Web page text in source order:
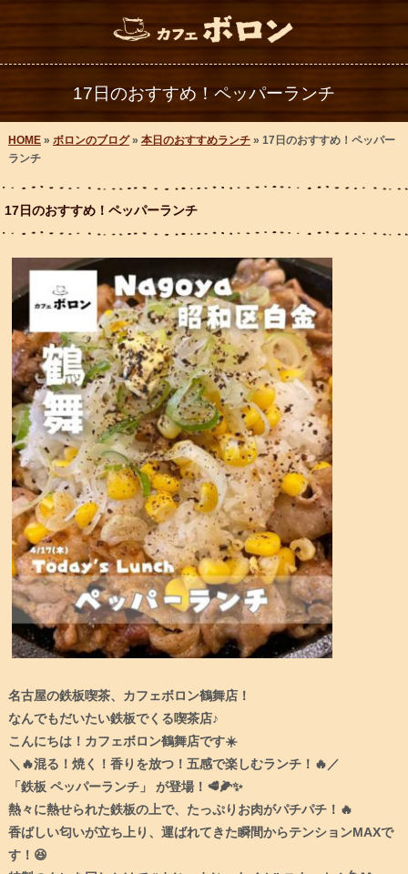
17日のおすすめ！ペッパーランチ
HOME» ボロンのブログ» 本日のおすすめランチ» 17日のおすすめ！ペッパー
ランチ
17日のおすすめ！ペッパーランチ
名古屋の鉄板喫茶、カフェボロン鶴舞店！
なんでもだいたい鉄板でくる喫茶店♪
こんにちは！カフェボロン鶴舞店です☀️
＼🔥混る！焼く！香りを放つ！五感で楽しむランチ！🔥／
「鉄板 ペッパーランチ」 が登場！🥩🌽✨
熱々に熱せられた鉄板の上で、たっぷりお肉がパチパチ！🔥
香ばしい匂いが立ち上り、運ばれてきた瞬間からテンションMAXで
す！😆